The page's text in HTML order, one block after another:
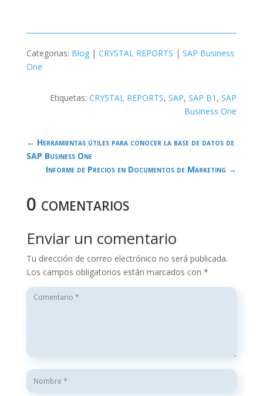
Categorias: Blog| CRYSTAL REPORTS | SAP Business
One
Etiquetas:CRYSTAL REPORTS,SAP,SAP B1 ,SAP
Business One
← Herramientas útiles para conocer la base de datos de
SAP Business One
Informe de Precios en Documentos de Marketing →
0 comentarios
Enviar un comentario
Tu dirección de correo electrónico no será publicada.
Los campos obligatorios están marcados con *